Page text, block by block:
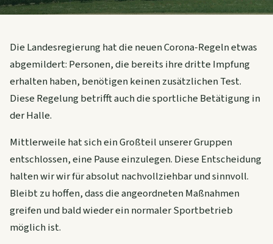
Die Landesregierung hat die neuen Corona-Regeln etwas
abgemildert: Personen, die bereits ihre dritte Impfung
erhalten haben, benötigen keinen zusätzlichen Test.
Diese Regelung betrifft auch die sportliche Betätigung in
der Halle.
Mittlerweile hat sich ein Großteil unserer Gruppen
entschlossen, eine Pause einzulegen. Diese Entscheidung
halten wir wir für absolut nachvollziehbar und sinnvoll.
Bleibt zu hoffen, dass die angeordneten Maßnahmen
greifen und bald wieder ein normaler Sportbetrieb
möglich ist.